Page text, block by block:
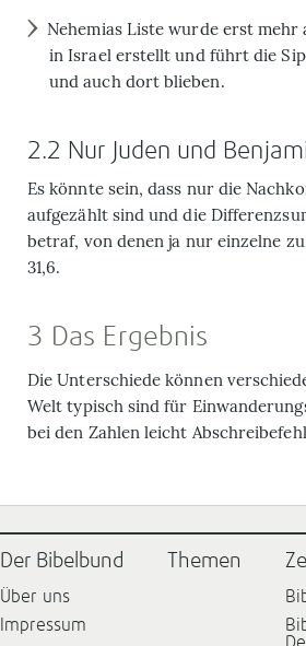
Nehemias Liste wurde erst
in Israel erstellt und führt die
und auch dort blieben.
2.2 Nur Juden und
Es könnte sein, dass nur die
aufgezählt sind und die
betraf, von denen ja nur einzelne
31,6.
3 Das Ergebnis
Die Unterschiede können
Welt typisch sind für
bei den Zahlen leicht
Der Bibelbund
Über uns
Impressum
Themen